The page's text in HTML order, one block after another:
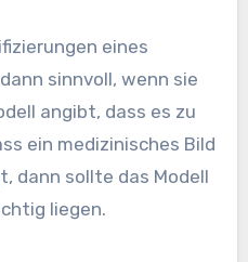
eines
sinnvoll, wenn sie
angibt, dass es zu
ein medizinisches Bild
dann sollte das Modell
liegen.